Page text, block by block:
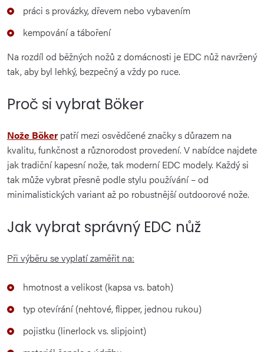
práci s provázky, dřevem nebo vybavením
kempování a táboření
Na rozdíl od běžných nožů z domácnosti je EDC nůž navržený
tak, aby byl lehký, bezpečný a vždy po ruce.
Proč si vybrat Böker
Nože Böker patří mezi osvědčené značky s důrazem na
kvalitu, funkčnost a různorodost provedení. V nabídce najdete
jak tradiční kapesní nože, tak moderní EDC modely. Každý si
tak může vybrat přesně podle stylu používání – od
minimalistických variant až po robustnější outdoorové nože.
Jak vybrat správný EDC nůž
Při výběru se vyplatí zaměřit na:
hmotnost a velikost (kapsa vs. batoh)
typ otevírání (nehtové, flipper, jednou rukou)
pojistku (linerlock vs. slipjoint)